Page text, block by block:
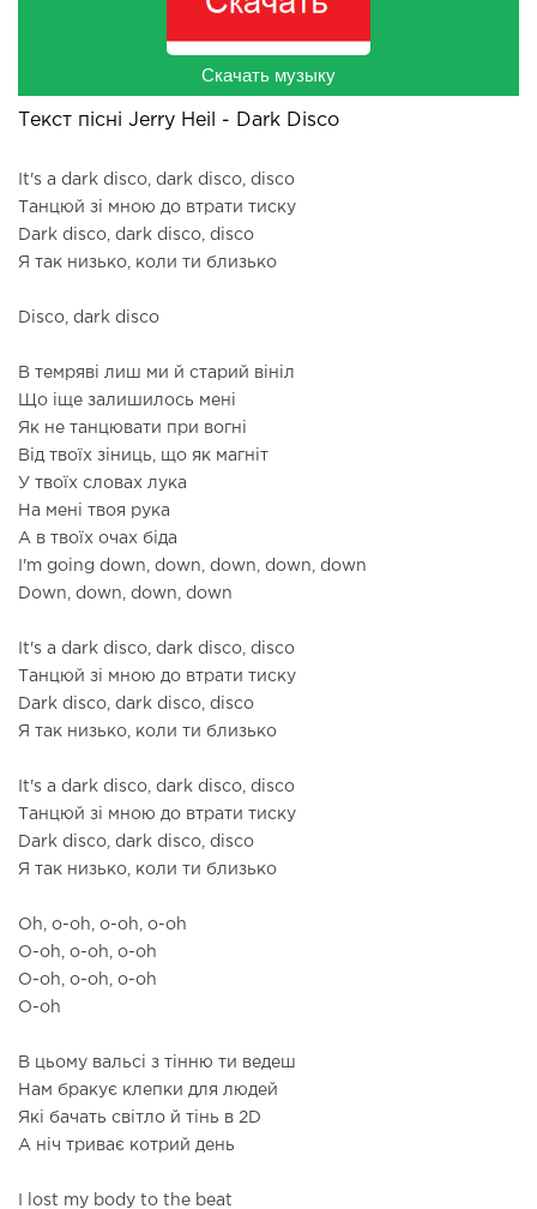
Скачать музыку
Текст пісні Jerry Heil - Dark Disco
It's a dark disco, dark disco, disco
Танцюй зі мною до втрати тиску
Dark disco, dark disco, disco
Я так низько, коли ти близько
Disco, dark disco
В темряві лиш ми й старий вініл
Що іще залишилось мені
Як не танцювати при вогні
Від твоїх зіниць, що як магніт
У твоїх словах лука
На мені твоя рука
А в твоїх очах біда
I'm going down, down, down, down, down
Down, down, down, down
It's a dark disco, dark disco, disco
Танцюй зі мною до втрати тиску
Dark disco, dark disco, disco
Я так низько, коли ти близько
It's a dark disco, dark disco, disco
Танцюй зі мною до втрати тиску
Dark disco, dark disco, disco
Я так низько, коли ти близько
Oh, o-oh, o-oh, o-oh
O-oh, o-oh, o-oh
O-oh, o-oh, o-oh
O-oh
В цьому вальсі з тінню ти ведеш
Нам бракує клепки для людей
Які бачать світло й тінь в 2D
А ніч триває котрий день
I lost my body to the beat